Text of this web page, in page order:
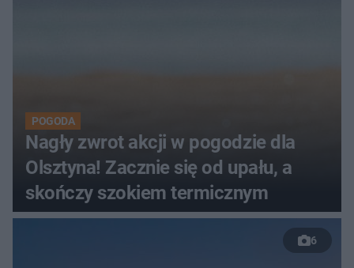
POGODA
Nagły zwrot akcji w pogodzie dla
Olsztyna! Zacznie się od upału, a
skończy szokiem termicznym
6